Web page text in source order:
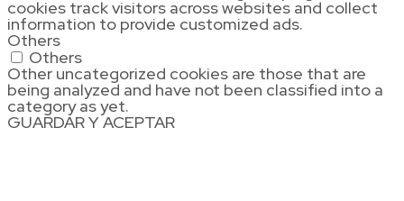
cookies track visitors across websites and collect
information to provide customized ads.
Others
Others
Other uncategorized cookies are those that are
being analyzed and have not been classified into a
category as yet.
GUARDAR Y ACEPTAR